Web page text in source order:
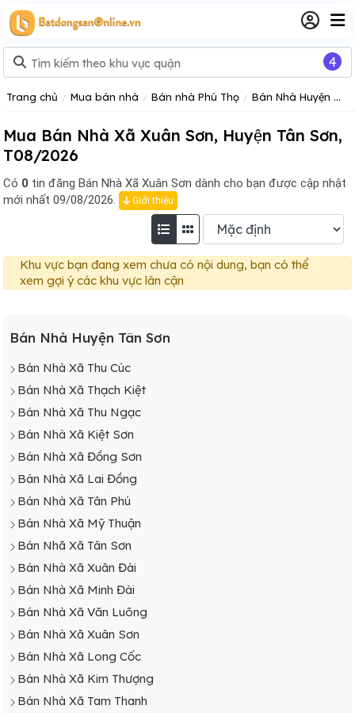
Trang chủ Mua bán nhà Bán nhà Phú Thọ Bán Nhà Huyện Tân Sơn
Mua Bán Nhà Xã Xuân Sơn, Huyện Tân Sơn,
T08/2026
Có 0 tin đăng Bán Nhà Xã Xuân Sơn dành cho bạn được cập nhật
mới nhất 09/08/2026.
Giới thiệu
Khu vực bạn đang xem chưa có nội dung, bạn có thể
xem gợi ý các khu vực lân cận
Bán Nhà Huyện Tân Sơn
Bán Nhà Xã Thu Cúc
Bán Nhà Xã Thạch Kiệt
Bán Nhà Xã Thu Ngạc
Bán Nhà Xã Kiệt Sơn
Bán Nhà Xã Đồng Sơn
Bán Nhà Xã Lai Đồng
Bán Nhà Xã Tân Phú
Bán Nhà Xã Mỹ Thuận
Bán Nhã Xã Tân Sơn
Bán Nhà Xã Xuân Đài
Bán Nhà Xã Minh Đài
Bán Nhà Xã Văn Luông
Bán Nhà Xã Xuân Sơn
Bán Nhà Xã Long Cốc
Bán Nhà Xã Kim Thượng
Bán Nhà Xã Tam Thanh
4